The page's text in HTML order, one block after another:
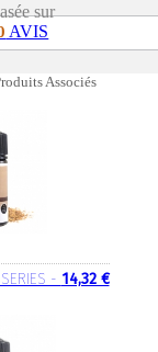
sur
AVIS
Associés
- 14,32 €